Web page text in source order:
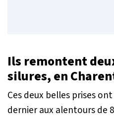
Ils remontent
silures, en
Ces deux belles prises
dernier aux alentours de